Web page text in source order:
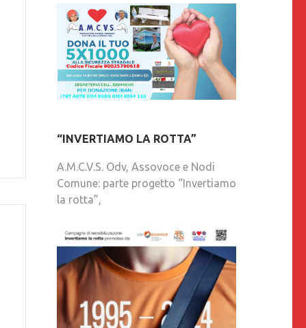
“INVERTIAMO LA ROTTA”
A.M.C.V.S. Odv, Assovoce e Nodi
Comune: parte progetto “Invertiamo
la rotta”,